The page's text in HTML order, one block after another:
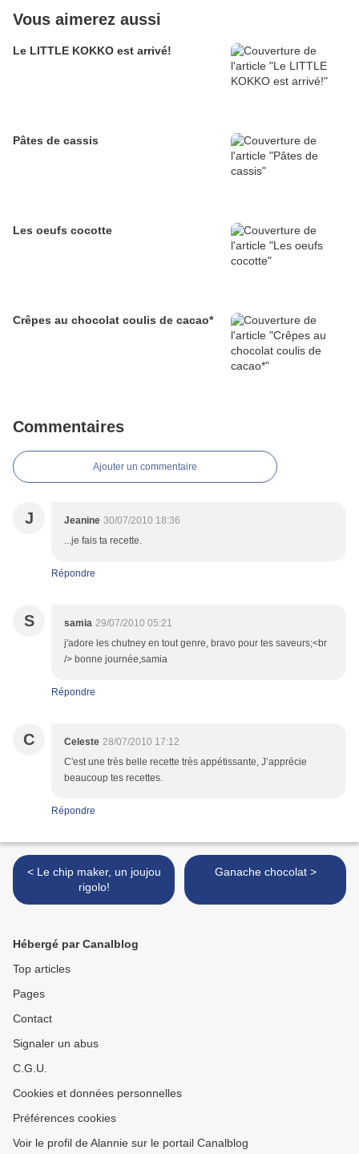
Vous aimerez aussi
Le LITTLE KOKKO est arrivé!
Pâtes de cassis
Les oeufs cocotte
Crêpes au chocolat coulis de cacao*
Commentaires
Ajouter un commentaire
J Jeanine 30/07/2010 18:36
...je fais ta recette.
Répondre
S samia 29/07/2010 05:21
j'adore les chutney en tout genre, bravo pour tes saveurs;<br
/> bonne journée,samia
Répondre
C Celeste 28/07/2010 17:12
C'est une très belle recette très appétissante, J’apprécie
beaucoup tes recettes.
Répondre
< Le chip maker, un joujou
rigolo!
Ganache chocolat >
Hébergé par Canalblog
Top articles
Pages
Contact
Signaler un abus
C.G.U.
Cookies et données personnelles
Préférences cookies
Voir le profil de Alannie sur le portail Canalblog